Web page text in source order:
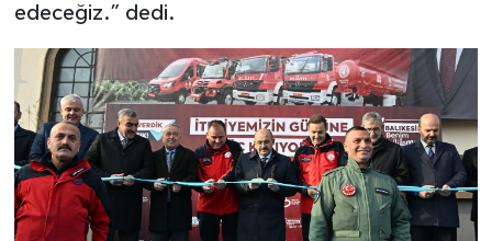
edeceğiz.” dedi.